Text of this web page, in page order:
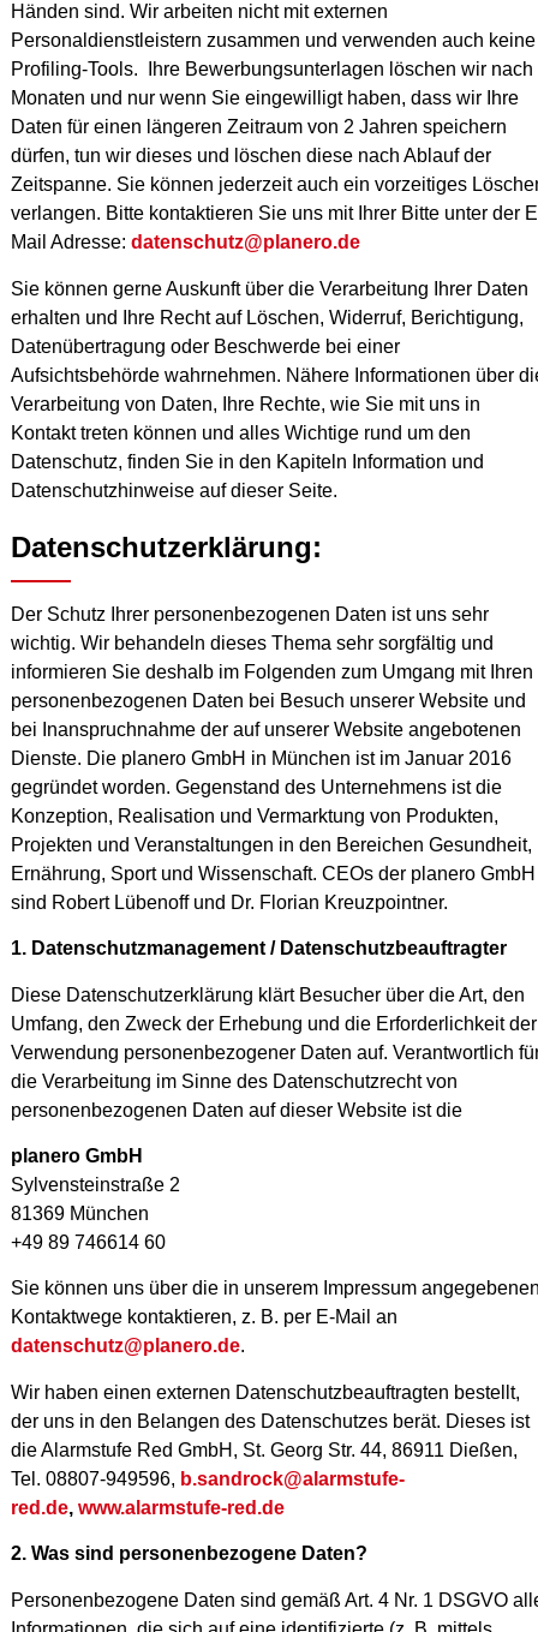
Händen sind. Wir arbeiten nicht mit externen
Personaldienstleistern zusammen und verwenden auch keine
Profiling-Tools. Ihre Bewerbungsunterlagen löschen wir nach
Monaten und nur wenn Sie eingewilligt haben, dass wir Ihre
Daten für einen längeren Zeitraum von 2 Jahren speichern
dürfen, tun wir dieses und löschen diese nach Ablauf der
Zeitspanne. Sie können jederzeit auch ein vorzeitiges
verlangen. Bitte kontaktieren Sie uns mit Ihrer Bitte unter der
Mail Adresse: datenschutz@planero.de
Sie können gerne Auskunft über die Verarbeitung Ihrer Daten
erhalten und Ihre Recht auf Löschen, Widerruf, Berichtigung,
Datenübertragung oder Beschwerde bei einer
Aufsichtsbehörde wahrnehmen. Nähere Informationen über
Verarbeitung von Daten, Ihre Rechte, wie Sie mit uns in
Kontakt treten können und alles Wichtige rund um den
Datenschutz, finden Sie in den Kapiteln Information und
Datenschutzhinweise auf dieser Seite.
Datenschutzerklärung:
Der Schutz Ihrer personenbezogenen Daten ist uns sehr
wichtig. Wir behandeln dieses Thema sehr sorgfältig und
informieren Sie deshalb im Folgenden zum Umgang mit Ihren
personenbezogenen Daten bei Besuch unserer Website und
bei Inanspruchnahme der auf unserer Website angebotenen
Dienste. Die planero GmbH in München ist im Januar 2016
gegründet worden. Gegenstand des Unternehmens ist die
Konzeption, Realisation und Vermarktung von Produkten,
Projekten und Veranstaltungen in den Bereichen Gesundheit,
Ernährung, Sport und Wissenschaft. CEOs der planero GmbH
sind Robert Lübenoff und Dr. Florian Kreuzpointner.
1. Datenschutzmanagement / Datenschutzbeauftragter
Diese Datenschutzerklärung klärt Besucher über die Art, den
Umfang, den Zweck der Erhebung und die Erforderlichkeit der
Verwendung personenbezogener Daten auf. Verantwortlich
die Verarbeitung im Sinne des Datenschutzrecht von
personenbezogenen Daten auf dieser Website ist die
planero GmbH
Sylvensteinstraße 2
81369 München
+49 89 746614 60
Sie können uns über die in unserem Impressum
Kontaktwege kontaktieren, z. B. per E-Mail an
datenschutz@planero.de.
Wir haben einen externen Datenschutzbeauftragten bestellt,
der uns in den Belangen des Datenschutzes berät. Dieses ist
die Alarmstufe Red GmbH, St. Georg Str. 44, 86911 Dießen,
Tel. 08807-949596, b.sandrock@alarmstufe-
red.de, www.alarmstufe-red.de
2. Was sind personenbezogene Daten?
Personenbezogene Daten sind gemäß Art. 4 Nr. 1 DSGVO